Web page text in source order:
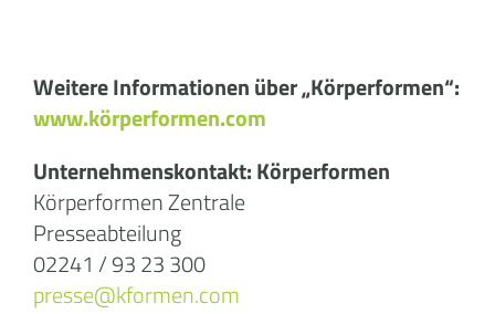
Weitere Informationen über „Körperformen“:
www.körperformen.com
Unternehmenskontakt: Körperformen
Körperformen Zentrale
Presseabteilung
02241 / 93 23 300
presse@kformen.com